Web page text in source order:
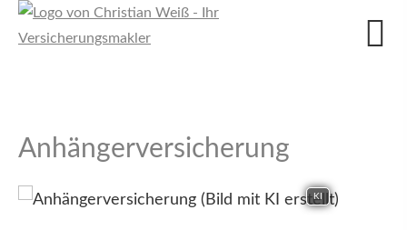
Anhängerversicherung
KI